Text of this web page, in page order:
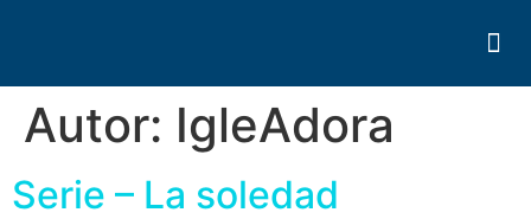
Autor: IgleAdora
Serie – La soledad